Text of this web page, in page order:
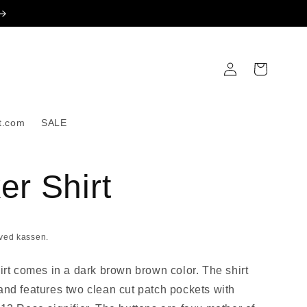
SALE
inn
Handlekurv
Shirt
kassen.
comes in a dark brown brown color. The shirt
features two clean cut patch pockets with